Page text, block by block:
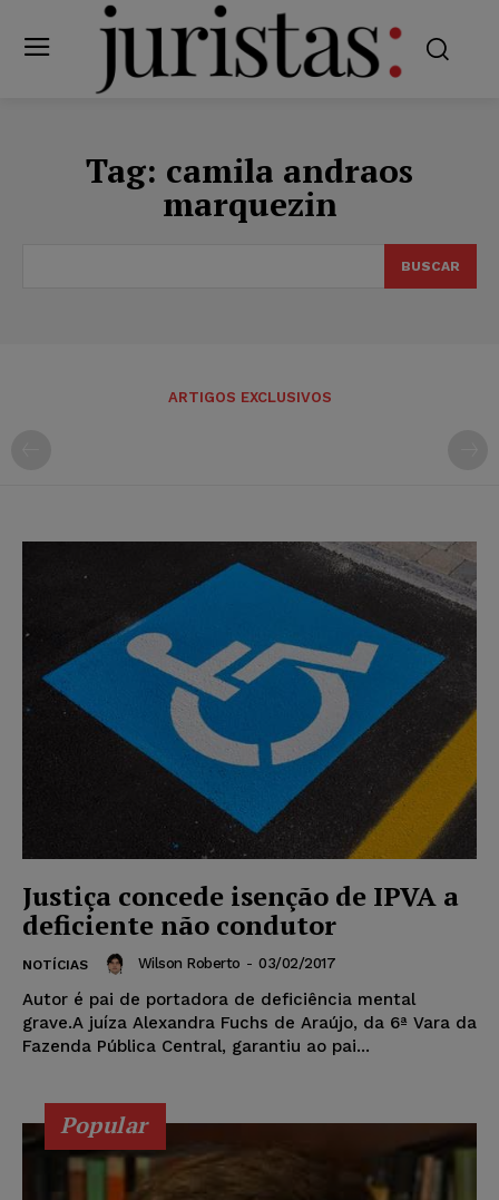
Tag: camila andraos
marquezin
BUSCAR
ARTIGOS EXCLUSIVOS
Justiça concede isenção de IPVA a
deficiente não condutor
NOTÍCIAS Wilson Roberto - 03/02/2017
Autor é pai de portadora de deficiência mental
grave.A juíza Alexandra Fuchs de Araújo, da 6ª Vara da
Fazenda Pública Central, garantiu ao pai...
Popular